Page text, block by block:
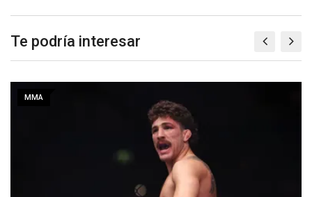
Te podría interesar
MMA